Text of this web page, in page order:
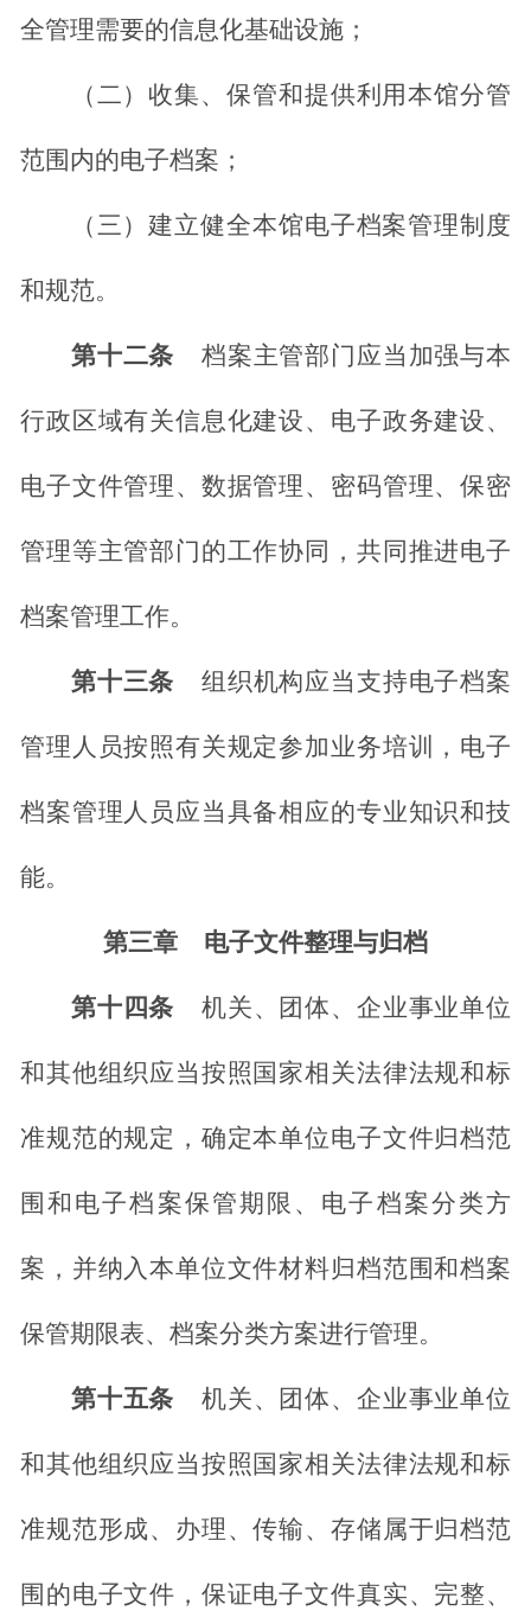
全管理需要的信息化基础设施；
（二）收集、保管和提供利用本馆分管
范围内的电子档案；
（三）建立健全本馆电子档案管理制度
和规范。
第十二条 档案主管部门应当加强与本
行政区域有关信息化建设、电子政务建设、
电子文件管理、数据管理、 密码管理、保密
管理等主管部门的工作协同，共同推进电子
档案管理工作。
第十三条 组织机构应当支持电子档案
管理人员按照有关规定参加业务培训，电子
档案管理人员应当具备相应的专业知识和技
能。
第三章 电子文件整理与归档
第十四条 机关、团体、企业事业单位
和其他组织应当按照国家相关法律法规和标
准规范的规定，确定本单位电子文件归档范
围和电子档案保管期限、电子档案分类方
案，并纳入本单位文件材料归档范围和档案
保管期限表、档案分类方案进行管理。
第十五条 机关、团体、企业事业单位
和其他组织应当按照国家相关法律法规和标
准规范形成、办理、传输、存储属于归档范
围的电子文件，保证电子文件真实、完整、